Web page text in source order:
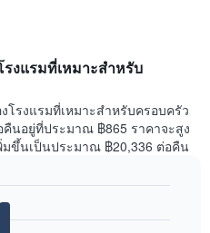
งแรมที่เหมาะสำหรับ
โรงแรมที่เหมาะสำหรับครอบครัว
นอยู่ที่ประมาณ ฿865 ราคาจะสูง
มขึ้นเป็นประมาณ ฿20,336 ต่อคืน